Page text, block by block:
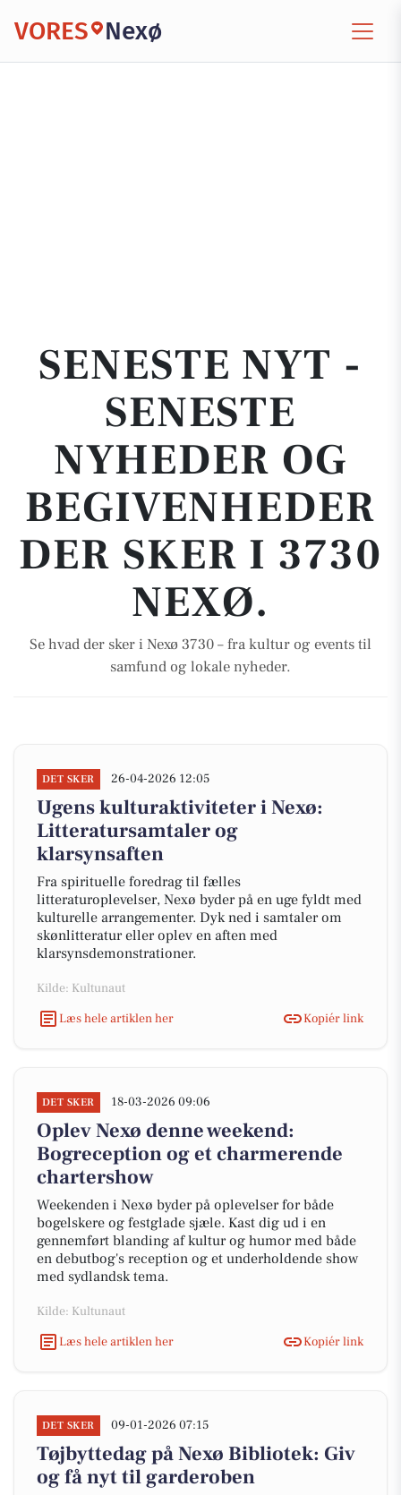
VORES Nexø
SENESTE NYT -
SENESTE
NYHEDER OG
BEGIVENHEDER
DER SKER I 3730
NEXØ.
Se hvad der sker i Nexø 3730 – fra kultur og events til
samfund og lokale nyheder.
DET SKER 26-04-2026 12:05
Ugens kulturaktiviteter i Nexø:
Litteratursamtaler og
klarsynsaften
Fra spirituelle foredrag til fælles
litteraturoplevelser, Nexø byder på en uge fyldt med
kulturelle arrangementer. Dyk ned i samtaler om
skønlitteratur eller oplev en aften med
klarsynsdemonstrationer.
Kilde: Kultunaut
Læs hele artiklen her
Kopiér link
DET SKER 18-03-2026 09:06
Oplev Nexø denne weekend:
Bogreception og et charmerende
chartershow
Weekenden i Nexø byder på oplevelser for både
bogelskere og festglade sjæle. Kast dig ud i en
gennemført blanding af kultur og humor med både
en debutbog's reception og et underholdende show
med sydlandsk tema.
Kilde: Kultunaut
Læs hele artiklen her
Kopiér link
DET SKER 09-01-2026 07:15
Tøjbyttedag på Nexø Bibliotek: Giv
og få nyt til garderoben